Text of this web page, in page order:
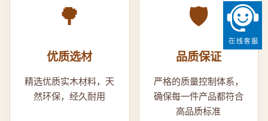
🌳
优质选材
精选优质实木材料，天
然环保，经久耐用
🛡️
品质保证
严格的质量控制体系，
确保每一件产品都符合
高品质标准